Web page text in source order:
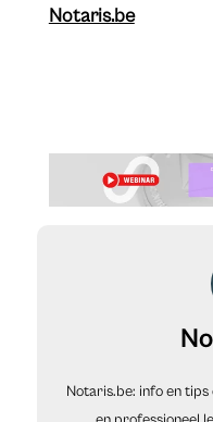
Notaris.be
Notaris.be: info en